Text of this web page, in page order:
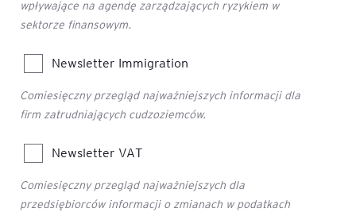
wpływające na agendę zarządzających ryzykiem w
sektorze finansowym.
Newsletter Immigration
Comiesięczny przegląd najważniejszych informacji dla
firm zatrudniających cudzoziemców.
Newsletter VAT
Comiesięczny przegląd najważniejszych dla
przedsiębiorców informacji o zmianach w podatkach